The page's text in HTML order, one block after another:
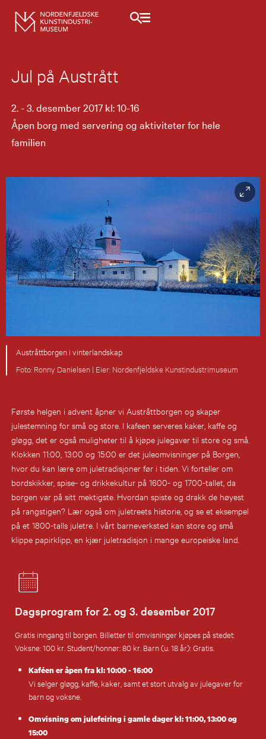
Jul på Austrått
2. - 3. desember 2017 kl: 10-16
Åpen borg med servering og aktiviteter for hele
familien
Austråttborgen i vinterlandskap
Ronny Danielsen |
Nordenfjeldske Kunstindustrimuseum
Første helgen i advent åpner vi Austråttborgen og skaper
julestemning for små og store. I kafeen serveres kaker, kaffe og
gløgg, det er også muligheter til å kjøpe julegaver til store og små.
Klokken 11:00, 13:00 og 15:00 er det juleomvisninger på Borgen,
hvor du kan lære om juletradisjoner før i tiden. Vi forteller om
bordskikker, spise- og drikkekultur på 1600- og 1700-tallet, da
borgen var på sitt mektigste. Hvordan spiste og drakk de høyest
på rangstigen? Lær også om juletreets historie, og se et eksempel
på et 1800-talls juletre. I vårt barneverksted kan store og små
klippe papirklipp, en kjær juletradisjon i mange europeiske land.
Dagsprogram for 2. og 3. desember 2017
Gratis inngang til borgen. Billetter til omvisninger kjøpes på stedet:
Voksne: 100 kr. Student/honnør: 80 kr. Barn (u. 18 år): Gratis.
Kaféen er åpen fra kl: 10:00 - 16:00
Vi selger gløgg, kaffe, kaker, samt et stort utvalg av julegaver for
barn og voksne.
Omvisning om julefeiring i gamle dager kl: 11:00, 13:00 og
15:00